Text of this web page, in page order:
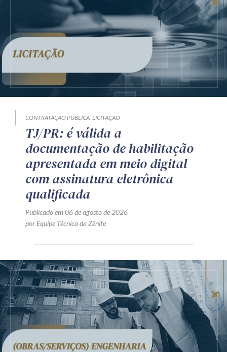
CONTRATAÇÃO PÚBLICA LICITAÇÃO
TJ/PR: é válida a
documentação de habilitação
apresentada em meio digital
com assinatura eletrônica
qualificada
Publicado em 06 de agosto de 2026
por Equipe Técnica da Zênite